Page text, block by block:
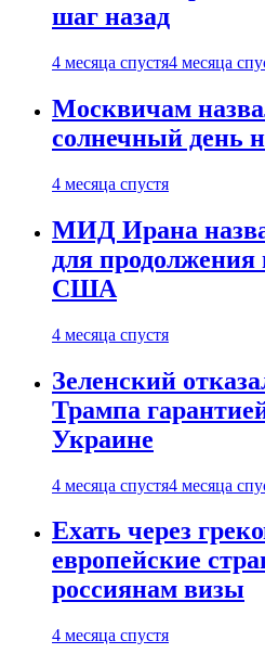
шаг назад
4 месяца спустя4 месяца
Москвичам
солнечный день
4 месяца спустя
МИД Ирана
для продолжения
США
4 месяца спустя
Зеленский
Трампа
Украине
4 месяца спустя4 месяца
Ехать через
европейские
россиянам визы
4 месяца спустя